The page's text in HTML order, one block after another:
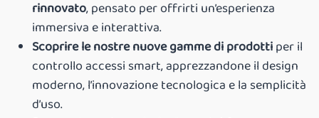
rinnovato, pensato per offrirti un’esperienza
immersiva e interattiva.
Scoprire le nostre nuove gamme di prodottiper il
controllo accessi smart, apprezzandone il design
moderno, l’innovazione tecnologica e la semplicità
d’uso.